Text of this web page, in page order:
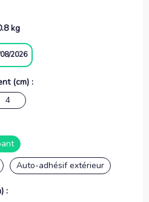
kg
2026
(cm) :
4
Auto-adhésif extérieur
: